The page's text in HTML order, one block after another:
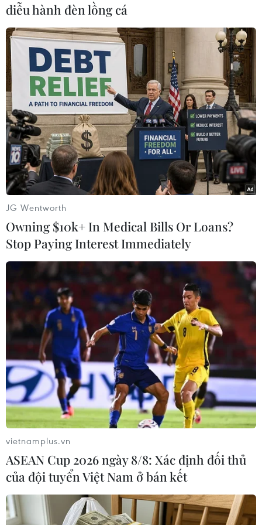
đợt sóng nhiệt ngày càng nhiều và mạnh hơn
đang gây ra một hỗn hợp độc hại "không khí ô
nhiễm" làm giảm tuổi thọ của con người và gây
tổn hại các dạng thức sống khác./.
(TTXVN/Vietnam+)
#Năm nóng nhất lịch sử #El Nino
#Nắng nóng
#Tổ chức Khí tượng thế giới
Theo dõi VietnamPlus
TIN LIÊN QUAN
diễu hành đèn lồng cá
JG Wentworth
Owning $10k+ In Medical Bills Or Loans?
Stop Paying Interest Immediately
vietnamplus.vn
ASEAN Cup 2026 ngày 8/8: Xác định đối thủ
của đội tuyển Việt Nam ở bán kết